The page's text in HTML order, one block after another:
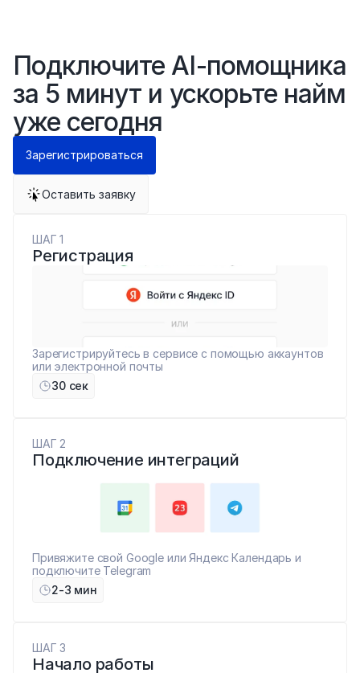
Подключите AI-помощника
за 5 минут и ускорьте найм
уже сегодня
Зарегистрироваться
Оставить заявку
ШАГ 1
Регистрация
Зарегистрируйтесь в сервисе c помощью аккаунтов
или электронной почты
30 сек
ШАГ 2
Подключение интеграций
Привяжите свой Google или Яндекс Календарь и
подключите Telegram
2-3 мин
ШАГ 3
Начало работы